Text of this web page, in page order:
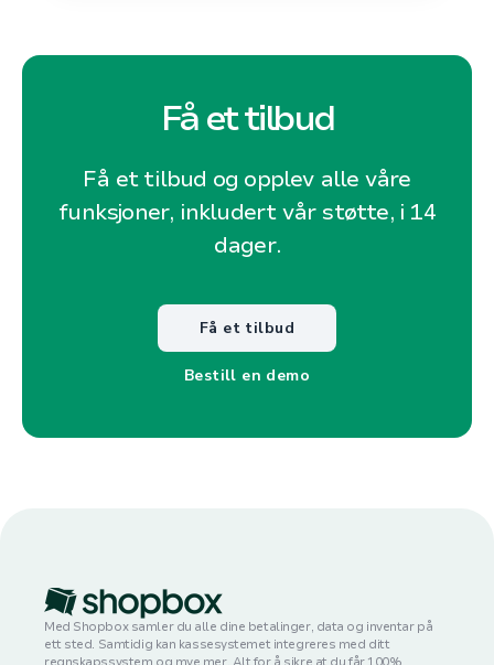
Få et tilbud
Få et tilbud og opplev alle våre
funksjoner, inkludert vår støtte, i 14
dager.
Få et tilbud
Bestill en demo
Med Shopbox samler du alle dine betalinger, data og inventar på
ett sted. Samtidig kan kassesystemet integreres med ditt